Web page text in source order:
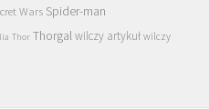
Wars Spider-man
Thor Thorgalwilczy artykuł wilczy